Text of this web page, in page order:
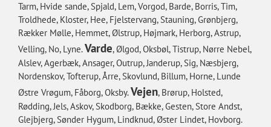
Tarm, Hvide sande, Spjald, Lem, Vorgod, Barde, Borris, Tim,
Troldhede, Kloster, Hee, Fjelstervang, Stauning, Grønbjerg,
Rækker Mølle, Hemmet, Ølstrup, Højmark, Herborg, Astrup,
Velling, No, Lyne.Varde, Ølgod, Oksbøl, Tistrup, Nørre Nebel,
Alslev, Agerbæk, Ansager, Outrup, Janderup, Sig, Næsbjerg,
Nordenskov, Tofterup, Årre, Skovlund, Billum, Horne, Lunde
Østre Vrøgum, Fåborg, Oksby.Vejen, Brørup, Holsted,
Rødding, Jels, Askov, Skodborg, Bække, Gesten, Store Andst,
Glejbjerg, Sønder Hygum, Lindknud, Øster Lindet, Hovborg.